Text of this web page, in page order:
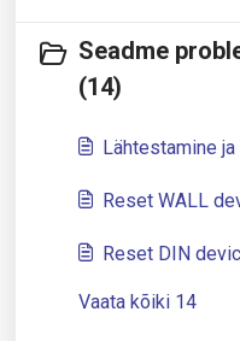
Seadme
(14)
Lähtestamine
Reset WALL
Reset DIN
Vaata kõiki 14